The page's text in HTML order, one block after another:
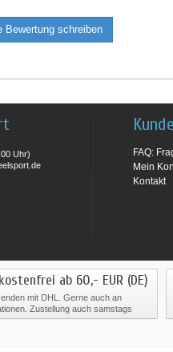
Bewertung schreiben
Uhr)
FAQ:
Mein
Kontakt
ab 60,- EUR (DE)
mit DHL. Gerne auch an
Zustellung auch samstags